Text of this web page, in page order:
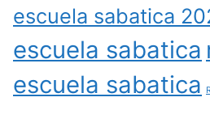
escuela sabatica
escuela sabatica
escuela sabatica